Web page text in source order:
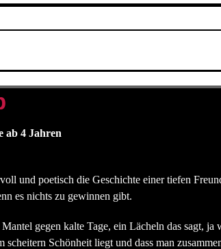
ab 4 Jahren
und poetisch die Geschichte einer tiefen
es nichts zu gewinnen gibt.
gegen kalte Tage, ein Lächeln das sagt,
scheitern Schönheit liegt und dass man